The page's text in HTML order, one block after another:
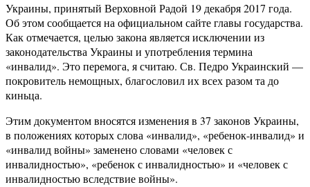
Украины, принятый Верховной Радой 19 декабря 2017 года.
Об этом сообщается на официальном сайте главы государства.
Как отмечается, целью закона является исключении из
законодательства Украины и употребления термина
«инвалид». Это перемога, я считаю. Св. Педро Украинский —
покровитель немощных, благословил их всех разом та до
киньца.
Этим документом вносятся изменения в 37 законов Украины,
в положениях которых слова «инвалид», «ребенок-инвалид» и
«инвалид войны» заменено словами «человек с
инвалидностью», «ребенок с инвалидностью» и «человек с
инвалидностью вследствие войны».